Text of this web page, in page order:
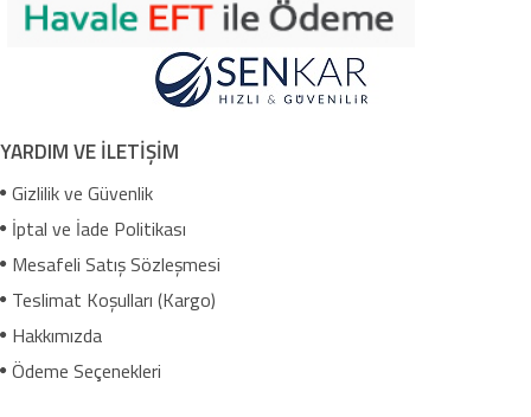
YARDIM VE İLETİŞİM
Gizlilik ve Güvenlik
İptal ve İade Politikası
Mesafeli Satış Sözleşmesi
Teslimat Koşulları (Kargo)
Hakkımızda
Ödeme Seçenekleri